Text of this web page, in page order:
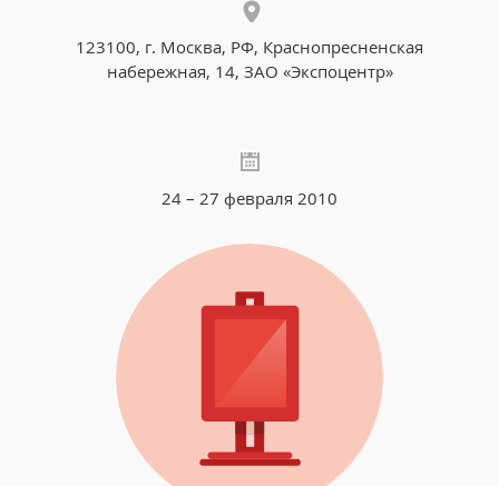
123100, г. Москва, РФ, Краснопресненская
набережная, 14, ЗАО «Экспоцентр»
24 – 27 февраля 2010